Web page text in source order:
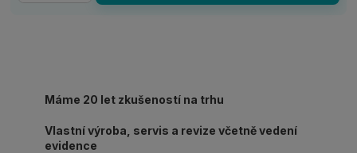
Máme 20 let zkušeností na trhu
Vlastní výroba, servis a revize včetně vedení
evidence